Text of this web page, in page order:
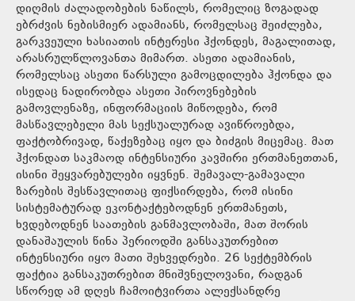
დიღმის ძალადობების ნაწილს, რომელიც ზოგადად
ებრძვის ნებისმიერ ადამიანს, რომელსაც შეიძლება,
გარკვეული ხასიათის ინტერესი ჰქონდეს, მაგალითად,
არასრულწლოვანთა მიმართ. ასეთი ადამიანის,
რომელსაც ასეთი წარსული გამოცდილება ჰქონდა და
ისედაც ნადირობდა ასეთი პიროვნებების
გამოვლენაზე, ინფორმაციის მიწოდება, რომ
მასწავლებელი მას სექსუალურად ავიწროებდა,
ფაქტობრივად, წაქეზებაც იყო და ბიძგის მიცემაც. მათ
ჰქონდათ საკმაოდ ინტენსიური კავშირი ერთმანეთთან,
ისინი შეყვარებულები იყვნენ. შემავალ-გამავალი
ზარების შესწავლითაც ფიქსირდება, რომ ისინი
სისტემატურად ეკონტაქტებოდნენ ერთმანეთს,
ხვდებოდნენ საათების განმავლობაში, მათ შორის
დანაშაულის წინა პერიოდში განსაკუთრებით
ინტენსიური იყო მათი შეხვედრები. 26 სექტემბრის
ფაქტია განსაკუთრებით მნიშვნელოვანი, რადგან
სწორედ ამ დღეს ჩამოიტვირთა ალექსანდრე